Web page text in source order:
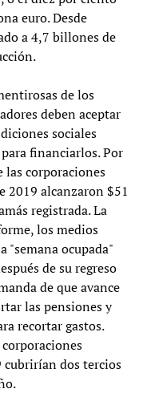
euro. Desde
a 4,7 billones de
de los
deben aceptar
sociales
financiarlos. Por
las corporaciones
2019 alcanzaron $51
registrada. La
los medios
"semana ocupada"
de su regreso
de que avance
las pensiones y
recortar gastos.
cubrirían dos tercios